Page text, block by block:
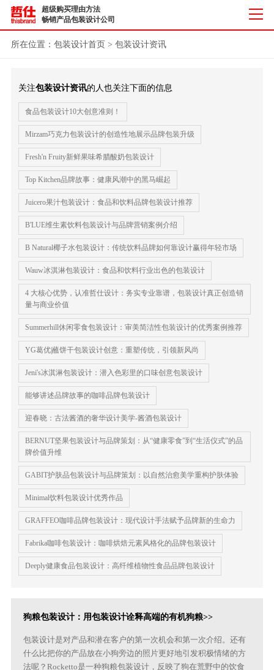
超级购买理由方法
畅销产品包装设计公司
所在位置： 包装设计首页 > 包装设计资讯
关注包装设计资讯的人也关注下面的信息
食品包装设计10大创意准则！
Mirzam巧克力包装设计的创造性地展示品牌包装升级
Fresh'n Fruity新鲜果味希腊酸奶包装设计
Top Kitchen品牌故事：健康风潮中的黑马崛起
Juicero果汁包装设计：食品和饮料品牌包装设计推荐
B'LUE维生素饮料包装设计与品牌营销案例介绍
B Natural椰子水包装设计：传统饮料品牌如何靠设计赢得年轻市场
Wauw冰淇淋包装设计：食品和饮料行业出色的包装设计
4 大核心优势，认准哲仕设计：务实专业靠谱，包装设计真正创造销
量与商业价值
Summerhill休闲零食包装设计：审美简洁性包装设计的优秀案例推荐
YG葛优|蘸饼干包装设计创意：重塑传统，引领新风尚
Jeni's冰淇淋包装设计：潜入色彩里的口味创意包装设计
能够讲述品牌故事的咖啡品牌包装设计
​迎春晓：古法酱酒的奢华设计美学-酱酒包装设计
BERNUT坚果包装设计与品牌策划：从“健康零食”到“生活仪式”的品
牌价值升维
GABIT护肤品包装设计与品牌策划：以自然治愈美学重构护肤体验
Minimal饮料包装设计优秀作品
GRAFFEO咖啡品牌包装设计：现代设计手法赋予品牌新的生命力
Fabrika咖啡包装设计：咖啡烘焙元素风格化的品牌包装设计
Deeply健康食品包装设计：高纤维植物性食品品牌包装设计
狗粮包装设计：用包装设计诠释高端的有机狗粮>>
包装设计是对产品和潜在客户的第一次机会和第一次介绍。还有
什么比把你的产品放在小狗旁边的照片更好地引发积极情绪的方
法呢？Rocketto是一种狗粮包装设计，反映了狗在荒野中的饮食